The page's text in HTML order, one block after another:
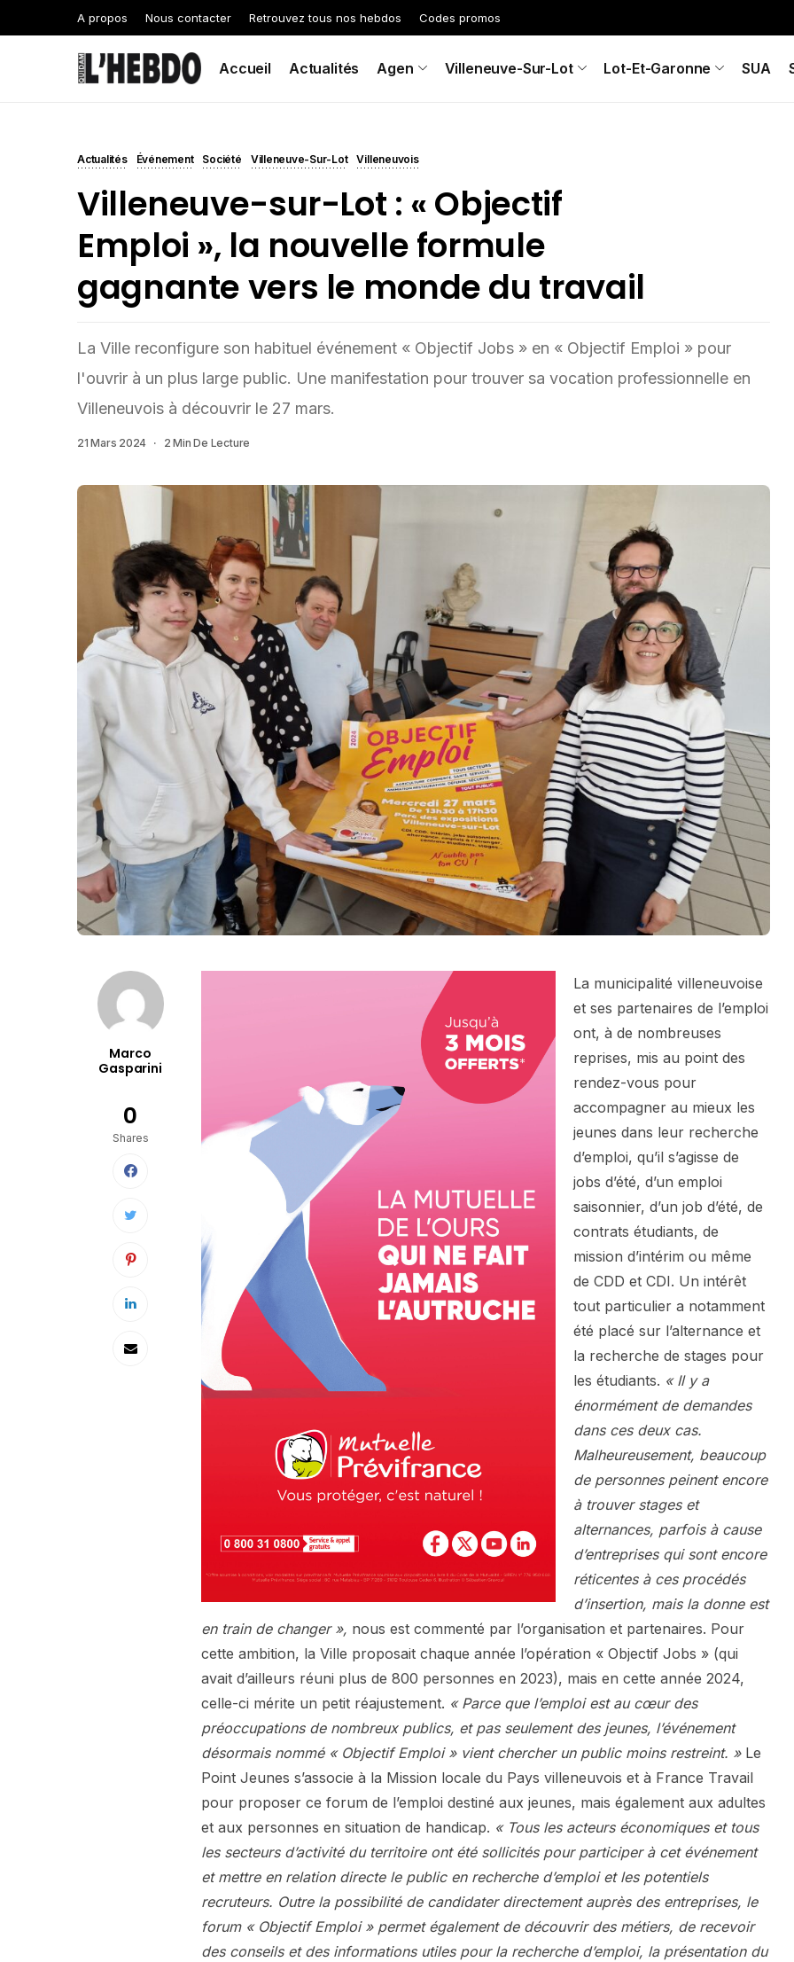
A propos Nous contacter Retrouvez tous nos hebdos Codes promos
Accueil Actualités Agen Villeneuve-Sur-Lot Lot-Et-Garonne SUA
Actualités Événement Société Villeneuve-Sur-Lot Villeneuvois
Villeneuve-sur-Lot : « Objectif
Emploi », la nouvelle formule
gagnante vers le monde du travail
La Ville reconfigure son habituel événement « Objectif Jobs » en « Objectif Emploi » pour
l'ouvrir à un plus large public. Une manifestation pour trouver sa vocation professionnelle en
Villeneuvois à découvrir le 27 mars.
21 Mars 2024 2 Min De Lecture
Marco
Gasparini
0
Shares
La municipalité villeneuvoise
et ses partenaires de l’emploi
ont, à de nombreuses
reprises, mis au point des
rendez-vous pour
accompagner au mieux les
jeunes dans leur recherche
d’emploi, qu’il s’agisse de
jobs d’été, d’un emploi
saisonnier, d’un job d’été, de
contrats étudiants, de
mission d’intérim ou même
de CDD et CDI. Un intérêt
tout particulier a notamment
été placé sur l’alternance et
la recherche de stages pour
les étudiants. « Il y a
énormément de demandes
dans ces deux cas.
Malheureusement, beaucoup
de personnes peinent encore
à trouver stages et
alternances, parfois à cause
d’entreprises qui sont encore
réticentes à ces procédés
d’insertion, mais la donne est
en train de changer », nous est commenté par l’organisation et partenaires. Pour
cette ambition, la Ville proposait chaque année l’opération « Objectif Jobs » (qui
avait d’ailleurs réuni plus de 800 personnes en 2023), mais en cette année 2024,
celle-ci mérite un petit réajustement. « Parce que l’emploi est au cœur des
préoccupations de nombreux publics, et pas seulement des jeunes, l’événement
désormais nommé « Objectif Emploi » vient chercher un public moins restreint. » Le
Point Jeunes s’associe à la Mission locale du Pays villeneuvois et à France Travail
pour proposer ce forum de l’emploi destiné aux jeunes, mais également aux adultes
et aux personnes en situation de handicap. « Tous les acteurs économiques et tous
les secteurs d’activité du territoire ont été sollicités pour participer à cet événement
et mettre en relation directe le public en recherche d’emploi et les potentiels
recruteurs. Outre la possibilité de candidater directement auprès des entreprises, le
forum « Objectif Emploi » permet également de découvrir des métiers, de recevoir
des conseils et des informations utiles pour la recherche d’emploi, la présentation du